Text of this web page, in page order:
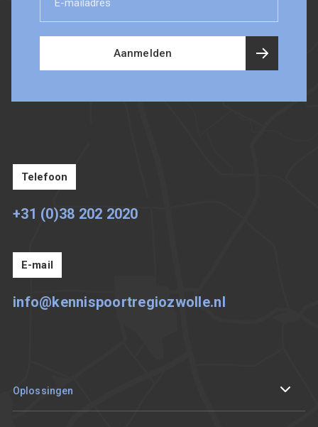
mailadres
Aanmelden
Telefoon
+31 (0)38 202 2020
E-mail
info@kennispoortregiozwolle.nl
Oplossingen